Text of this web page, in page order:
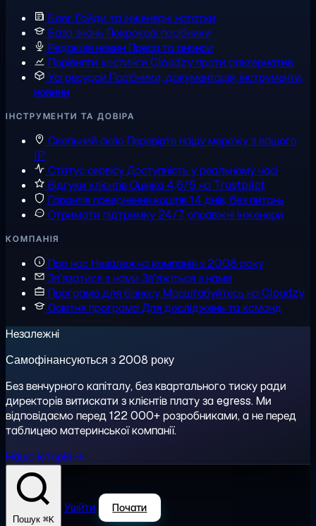
Блог Гайди та інженерні нотатки
База знань Покрокові посібники
Редакція новин Преса та анонси
Порівняти хостинги Cloudzy проти альтернатив
Усі ресурси Посібники, документація, інструменти,
новини
ІНСТРУМЕНТИ ТА ДОВІРА
Скельний скло Перевірте нашу мережу з вашого
IP
Статус сервісуДоступність у реальному часі
Відгуки клієнтівОцінка 4,6/5 на Trustpilot
Гарантія повернення коштів14 днів, без питань
Отримати підтримку 24/7, справжні інженери
КОМПАНІЯ
Про насНезалежна компанія з 2008 року
Зв'язатися з нами Зв'яжіться з нами
Програма для бізнесуМасштабуйтесь на Cloudzy
Освітня програмаДля досліджень та команд
Незалежні
Самофінансуються з 2008 року
Без венчурного капіталу, без квартального тиску ради
директорів витискати з клієнтів плату за egress. Ми
відповідаємо перед 122 000+ розробниками, а не перед
таблицею материнської компанії.
Наша історія →
Пошук ⌘K
Увійти Почати